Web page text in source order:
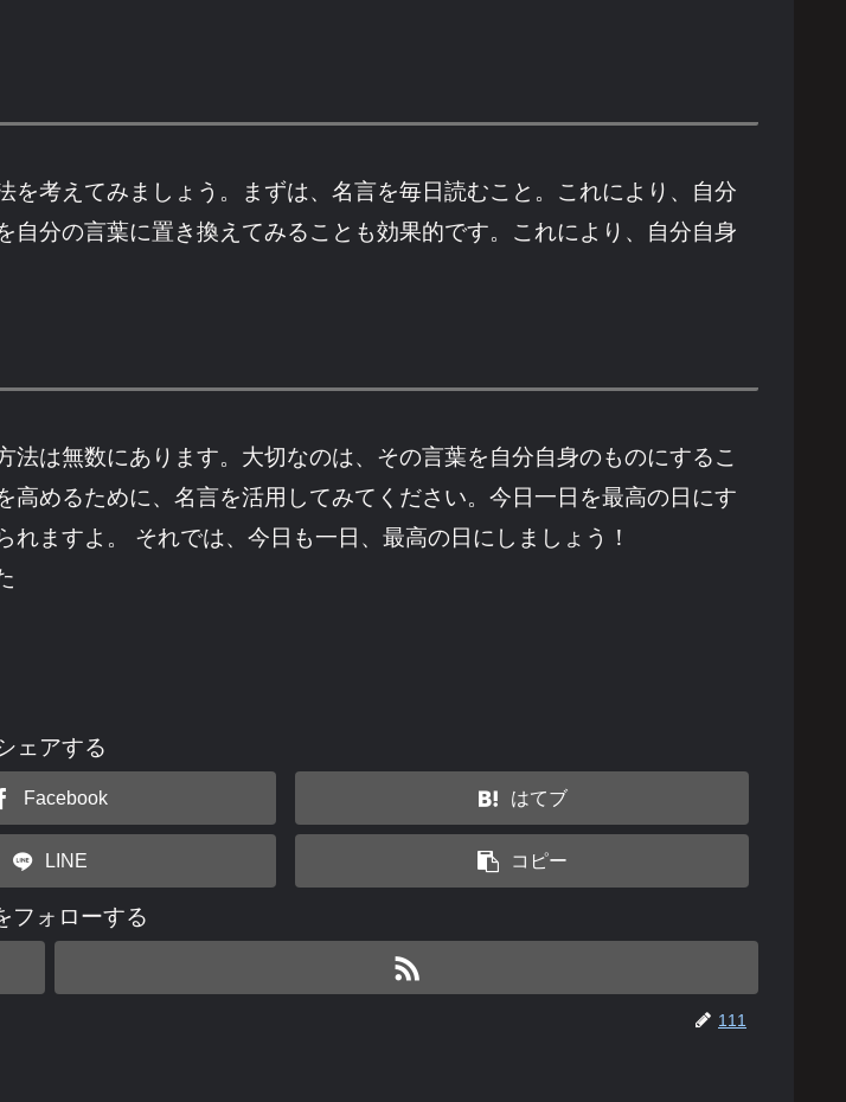
考えてみましょう。まずは、名言を毎日読むこと。これにより、自分
分の言葉に置き換えてみることも効果的です。これにより、自分自身
は無数にあります。大切なのは、その言葉を自分自身のものにするこ
めるために、名言を活用してみてください。今日一日を最高の日にす
ますよ。 それでは、今日も一日、最高の日にしましょう！
ェアする
Facebook はてブ
LINE コピー
フォローする
111